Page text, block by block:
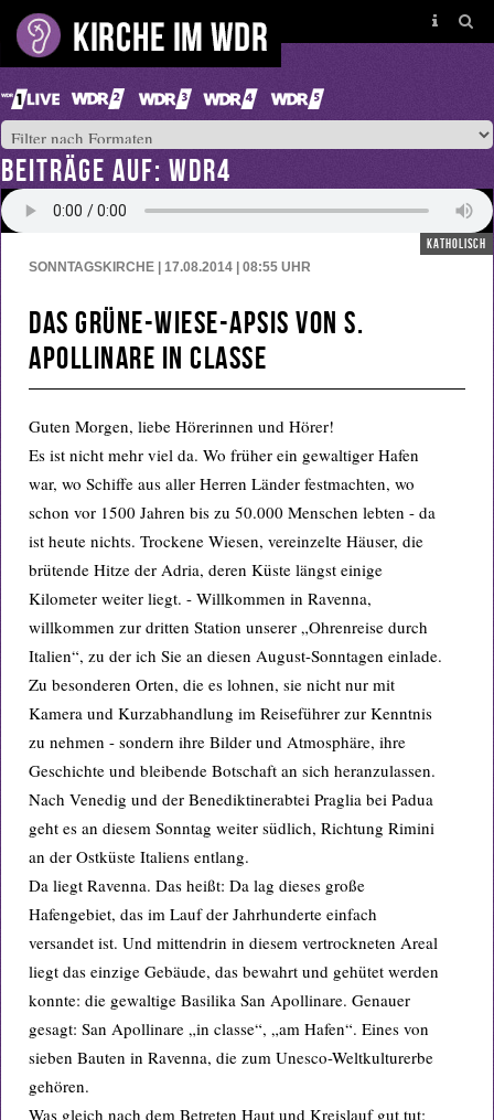
BEITRÄGE AUF: WDR4
katholisch
SONNTAGSKIRCHE | 17.08.2014 | 08:55 UHR
Das Grüne-Wiese-Apsis von S.
Apollinare in Classe
Guten Morgen, liebe Hörerinnen und Hörer!
Es ist nicht mehr viel da. Wo früher ein gewaltiger Hafen
war, wo Schiffe aus aller Herren Länder festmachten, wo
schon vor 1500 Jahren bis zu 50.000 Menschen lebten - da
ist heute nichts. Trockene Wiesen, vereinzelte Häuser, die
brütende Hitze der Adria, deren Küste längst einige
Kilometer weiter liegt. - Willkommen in Ravenna,
willkommen zur dritten Station unserer „Ohrenreise durch
Italien“, zu der ich Sie an diesen August-Sonntagen einlade.
Zu besonderen Orten, die es lohnen, sie nicht nur mit
Kamera und Kurzabhandlung im Reiseführer zur Kenntnis
zu nehmen - sondern ihre Bilder und Atmosphäre, ihre
Geschichte und bleibende Botschaft an sich heranzulassen.
Nach Venedig und der Benediktinerabtei Praglia bei Padua
geht es an diesem Sonntag weiter südlich, Richtung Rimini
an der Ostküste Italiens entlang.
Da liegt Ravenna. Das heißt: Da lag dieses große
Hafengebiet, das im Lauf der Jahrhunderte einfach
versandet ist. Und mittendrin in diesem vertrockneten Areal
liegt das einzige Gebäude, das bewahrt und gehütet werden
konnte: die gewaltige Basilika San Apollinare. Genauer
gesagt: San Apollinare „in classe“, „am Hafen“. Eines von
sieben Bauten in Ravenna, die zum Unesco-Weltkulturerbe
gehören.
Was gleich nach dem Betreten Haut und Kreislauf gut tut: